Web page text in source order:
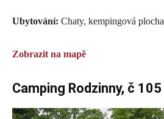
Ubytování: Chaty, kempingová plocha
Zobrazit na mapě
Camping Rodzinny, č 105